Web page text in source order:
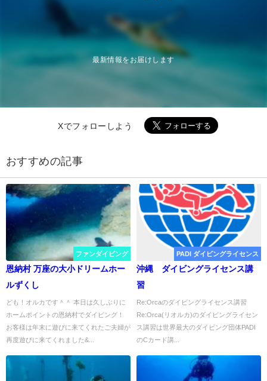
最新情報をお届けします
Xでフォローしよう
おすすめの記事
ファンダイビング
恩納村 万座の大小ドリームホー
ルずくし
ども！オルカです＾＾ 本日は久しぶりに
ホームポイントの恩納村でダイビング！
お客様は年末に遊びに来てくれたご夫婦が
再度遊びに来てくれました&...
PADI ダイビングライセンス
沖縄 ダイビングライセンス講
習
Re:Orcaのダイビングライセンス講習
Re:Orca(リオルカ)のダイビングライセン
ス講習は世界最大のダイビング団体PADI
のCカード講...